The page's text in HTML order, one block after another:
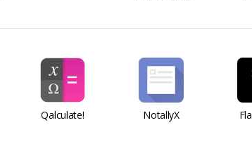
Qalculate! NotallyX